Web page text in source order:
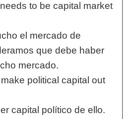
to be capital market
el mercado de
que debe haber
mercado.
political capital out
capital político de ello.